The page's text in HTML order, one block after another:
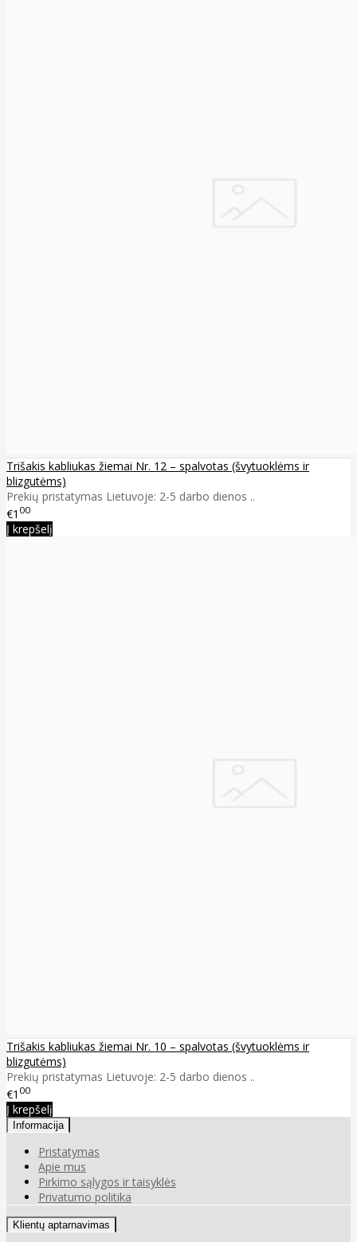
Trišakis kabliukas žiemai Nr. 12 – spalvotas (švytuoklėms ir
blizgutėms)
Prekių pristatymas Lietuvoje: 2-5 darbo dienos ..
€1 00
Į krepšelį
Trišakis kabliukas žiemai Nr. 10 – spalvotas (švytuoklėms ir
blizgutėms)
Prekių pristatymas Lietuvoje: 2-5 darbo dienos ..
€1 00
Į krepšelį
Informacija
Pristatymas
Apie mus
Pirkimo sąlygos ir taisyklės
Privatumo politika
Klientų aptarnavimas